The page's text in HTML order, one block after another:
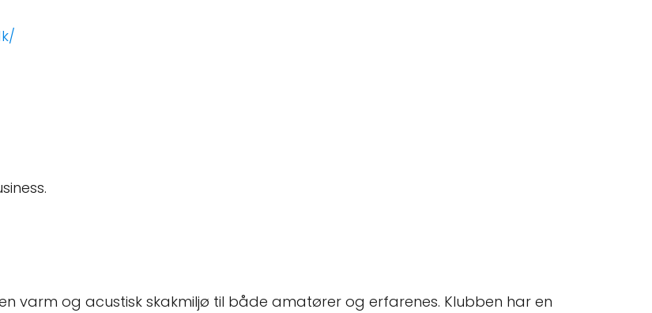
varm og acustisk skakmiljø til både amatører og erfarenes. Klubben har en